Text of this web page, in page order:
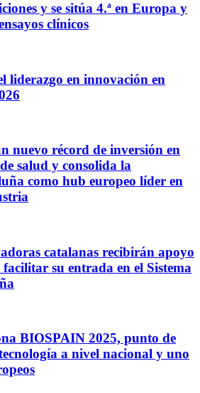
y se sitúa 4.ª en Europa y
clínicos
liderazgo en innovación en
nuevo récord de inversión en
salud y consolida la
como hub europeo líder en
catalanas recibirán apoyo
su entrada en el Sistema
BIOSPAIN 2025, punto de
a nivel nacional y uno